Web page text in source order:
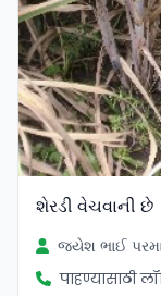
શેરડી વેચવાની છે
જયેશ ભાઈ
पाहण्यासाठी